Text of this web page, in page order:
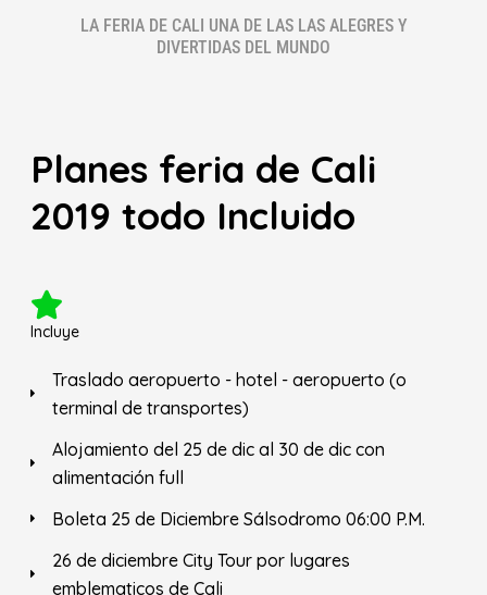
LA FERIA DE CALI UNA DE LAS LAS ALEGRES Y
DIVERTIDAS DEL MUNDO
Planes feria de Cali
2019 todo Incluido
Incluye
Traslado aeropuerto - hotel - aeropuerto (o
terminal de transportes)
Alojamiento del 25 de dic al 30 de dic con
alimentación full
Boleta 25 de Diciembre Sálsodromo 06:00 P.M.
26 de diciembre City Tour por lugares
emblematicos de Cali